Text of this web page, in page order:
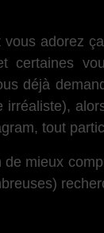
adorez
certaines
déjà
tout
mieux